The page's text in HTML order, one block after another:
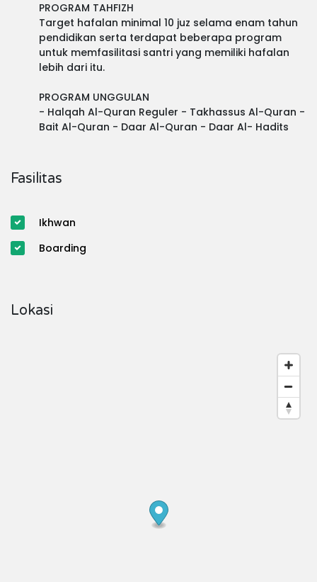
PROGRAM TAHFIZH
Target hafalan minimal 10 juz selama enam tahun
pendidikan serta terdapat beberapa program
untuk memfasilitasi santri yang memiliki hafalan
lebih dari itu.
PROGRAM UNGGULAN
- Halqah Al-Quran Reguler - Takhassus Al-Quran -
Bait Al-Quran - Daar Al-Quran - Daar Al- Hadits
Fasilitas
Ikhwan
Boarding
Lokasi